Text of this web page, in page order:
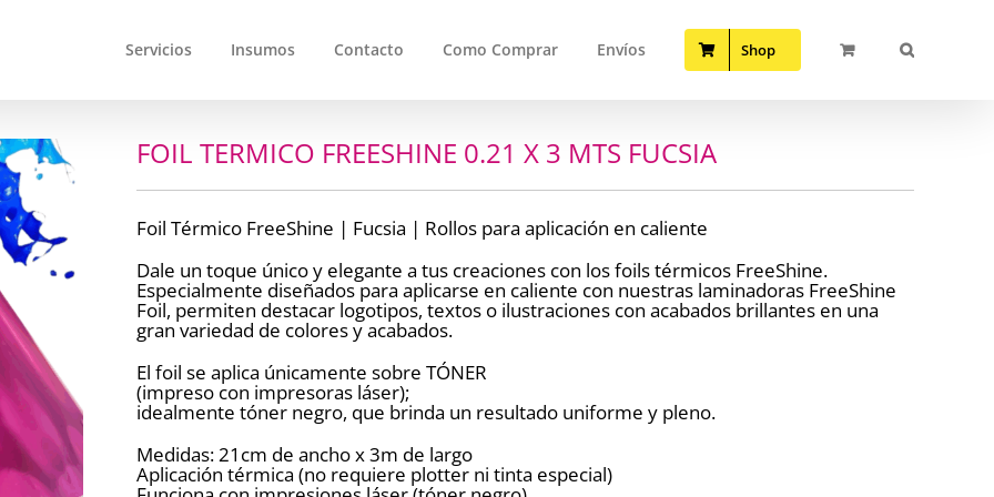
Servicios Insumos Contacto Como Comprar Envíos Shop
FOIL TERMICO FREESHINE 0.21 X 3 MTS FUCSIA
Foil Térmico FreeShine | Fucsia | Rollos para aplicación en caliente
Dale un toque único y elegante a tus creaciones con los foils térmicos FreeShine.
Especialmente diseñados para aplicarse en caliente con nuestras laminadoras FreeShine
Foil, permiten destacar logotipos, textos o ilustraciones con acabados brillantes en una
gran variedad de colores y acabados.
El foil se aplica únicamente sobre TÓNER
(impreso con impresoras láser);
idealmente tóner negro, que brinda un resultado uniforme y pleno.
Medidas: 21cm de ancho x 3m de largo
Aplicación térmica (no requiere plotter ni tinta especial)